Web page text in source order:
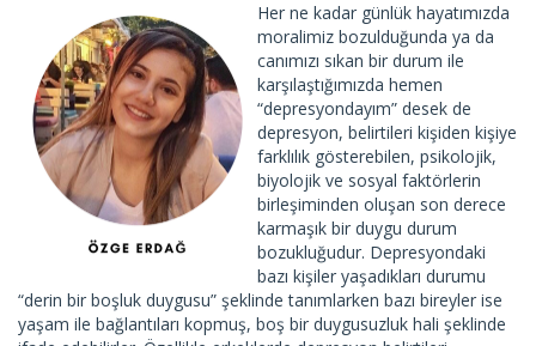
Her ne kadar günlük hayatımızda
moralimiz bozulduğunda ya da
canımızı sıkan bir durum ile
karşılaştığımızda hemen
“depresyondayım” desek de
depresyon, belirtileri kişiden kişiye
farklılık gösterebilen, psikolojik,
biyolojik ve sosyal faktörlerin
birleşiminden oluşan son derece
karmaşık bir duygu durum
bozukluğudur. Depresyondaki
bazı kişiler yaşadıkları durumu
“derin bir boşluk duygusu” şeklinde tanımlarken bazı bireyler ise
yaşam ile bağlantıları kopmuş, boş bir duygusuzluk hali şeklinde